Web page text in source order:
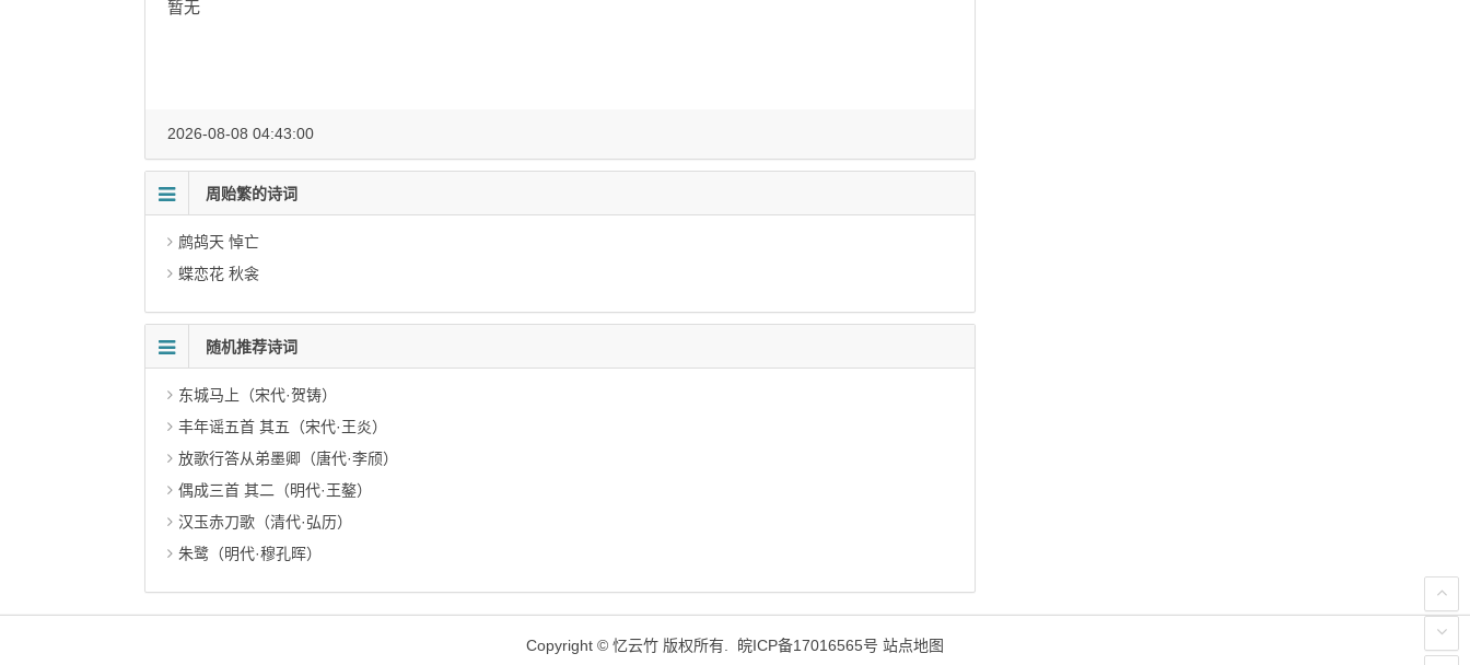
暂无
2026-08-08 04:43:00
周贻繁的诗词
鹧鸪天 悼亡
蝶恋花 秋衾
随机推荐诗词
东城马上（宋代·贺铸）
丰年谣五首 其五（宋代·王炎）
放歌行答从弟墨卿（唐代·李颀）
偶成三首 其二（明代·王鏊）
汉玉赤刀歌（清代·弘历）
朱鹭（明代·穆孔晖）
Copyright © 忆云竹 版权所有. 皖ICP备17016565号 站点地图